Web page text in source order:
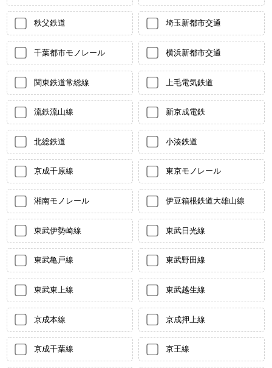
秩父鉄道 埼玉新都市交通
千葉都市モノレール 横浜新都市交通
関東鉄道常総線 上毛電気鉄道
流鉄流山線 新京成電鉄
北総鉄道 小湊鉄道
京成千原線 東京モノレール
湘南モノレール 伊豆箱根鉄道大雄山線
東武伊勢崎線 東武日光線
東武亀戸線 東武野田線
東武東上線 東武越生線
京成本線 京成押上線
京成千葉線 京王線